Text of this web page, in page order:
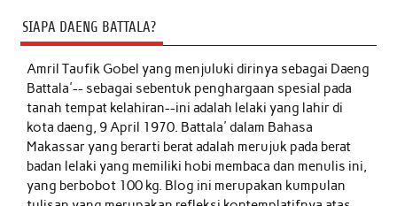
SIAPA DAENG BATTALA?
Amril Taufik Gobelyang menjuluki dirinya sebagai Daeng
Battala'-- sebagai sebentuk penghargaan spesial pada
tanah tempat kelahiran--ini adalah lelaki yang lahir di
kota daeng, 9 April 1970. Battala' dalam Bahasa
Makassar yang berarti berat adalah merujuk pada berat
badan lelaki yang memiliki hobi membaca dan menulis ini,
yang berbobot 100 kg. Blog ini merupakan kumpulan